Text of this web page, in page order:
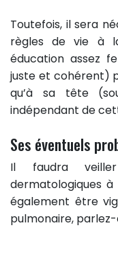
Toutefois, il sera
règles de vie à
éducation assez
juste et cohérent)
qu’à sa tête
indépendant de
Ses éventuels
Il faudra
dermatologiques
également être
pulmonaire,